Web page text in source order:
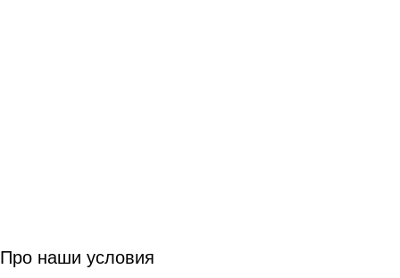
Про наши условия